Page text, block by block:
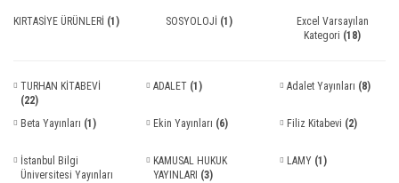
KIRTASİYE ÜRÜNLERİ (1) SOSYOLOJİ (1)
Excel Varsayılan
Kategori (18)
TURHAN KİTABEVİ
(22)
ADALET (1) Adalet Yayınları (8)
Beta Yayınları (1) Ekin Yayınları (6) Filiz Kitabevi (2)
İstanbul Bilgi
Üniversitesi Yayınları
KAMUSAL HUKUK
YAYINLARI (3)
LAMY (1)